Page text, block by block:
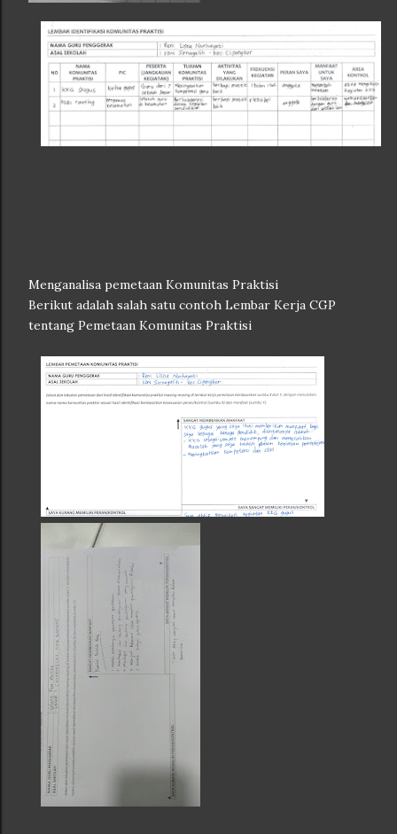
Menganalisa pemetaan Komunitas Praktisi
Berikut adalah salah satu contoh Lembar Kerja CGP
tentang Pemetaan Komunitas Praktisi